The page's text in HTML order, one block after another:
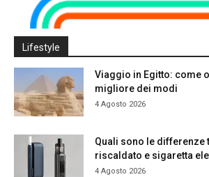
Lifestyle
Viaggio in Egitto: come
migliore dei modi
4 Agosto 2026
Quali sono le differenze
riscaldato e sigaretta
4 Agosto 2026